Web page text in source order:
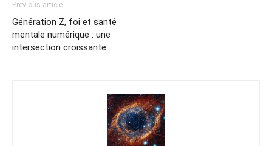
Previous article
Génération Z, foi et santé
mentale numérique : une
intersection croissante